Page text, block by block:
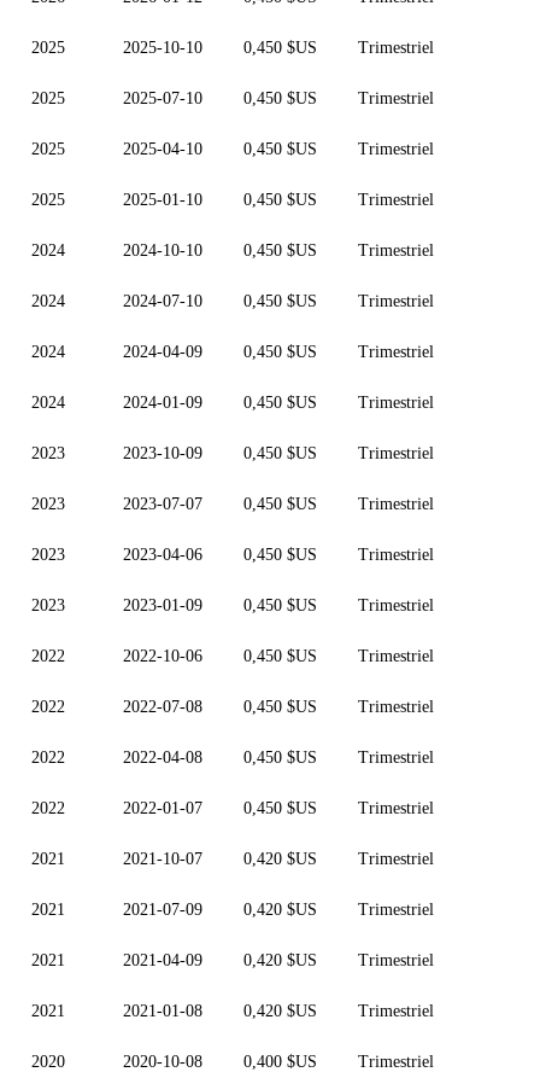
2025 2025-10-10 0,450 $US Trimestriel
2025 2025-07-10 0,450 $US Trimestriel
2025 2025-04-10 0,450 $US Trimestriel
2025 2025-01-10 0,450 $US Trimestriel
2024 2024-10-10 0,450 $US Trimestriel
2024 2024-07-10 0,450 $US Trimestriel
2024 2024-04-09 0,450 $US Trimestriel
2024 2024-01-09 0,450 $US Trimestriel
2023 2023-10-09 0,450 $US Trimestriel
2023 2023-07-07 0,450 $US Trimestriel
2023 2023-04-06 0,450 $US Trimestriel
2023 2023-01-09 0,450 $US Trimestriel
2022 2022-10-06 0,450 $US Trimestriel
2022 2022-07-08 0,450 $US Trimestriel
2022 2022-04-08 0,450 $US Trimestriel
2022 2022-01-07 0,450 $US Trimestriel
2021 2021-10-07 0,420 $US Trimestriel
2021 2021-07-09 0,420 $US Trimestriel
2021 2021-04-09 0,420 $US Trimestriel
2021 2021-01-08 0,420 $US Trimestriel
2020 2020-10-08 0,400 $US Trimestriel